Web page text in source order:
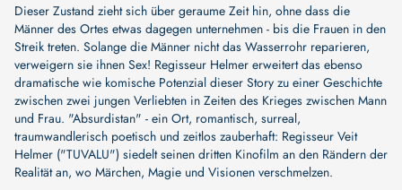
Dieser Zustand zieht sich über geraume Zeit hin, ohne dass die
Männer des Ortes etwas dagegen unternehmen - bis die Frauen in den
Streik treten. Solange die Männer nicht das Wasserrohr reparieren,
verweigern sie ihnen Sex! Regisseur Helmer erweitert das ebenso
dramatische wie komische Potenzial dieser Story zu einer Geschichte
zwischen zwei jungen Verliebten in Zeiten des Krieges zwischen Mann
und Frau. "Absurdistan" - ein Ort, romantisch, surreal,
traumwandlerisch poetisch und zeitlos zauberhaft: Regisseur Veit
Helmer ("TUVALU") siedelt seinen dritten Kinofilm an den Rändern der
Realität an, wo Märchen, Magie und Visionen verschmelzen.